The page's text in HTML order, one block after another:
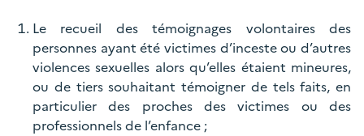
Le recueil des témoignages volontaires des
personnes ayant été victimes d’inceste ou d’autres
violences sexuelles alors qu’elles étaient mineures,
ou de tiers souhaitant témoigner de tels faits, en
particulier des proches des victimes ou des
professionnels de l’enfance ;